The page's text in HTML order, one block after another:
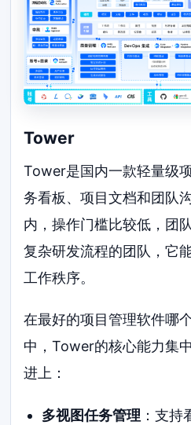
Tower
Tower是国内一款轻量级
务看板、项目文档和团队
内，操作门槛比较低，团
复杂研发流程的团队，它
工作秩序。
在最好的项目管理软件哪
中，Tower的核心能力集
进上：
多视图任务管理 ：支